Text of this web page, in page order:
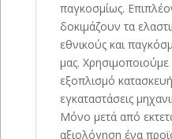
παγκοσμίως.
δοκιμάζουν τα
εθνικούς και
μας.
εξοπλισμό
εγκαταστάσεις
Μόνο μετά από
αξιολόγηση ένα